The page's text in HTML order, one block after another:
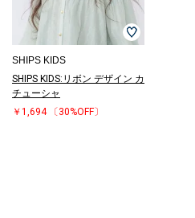
SHIPS KIDS
SHIPS KIDS:リボン デザイン カ
チューシャ
￥1,694
〔30%OFF〕